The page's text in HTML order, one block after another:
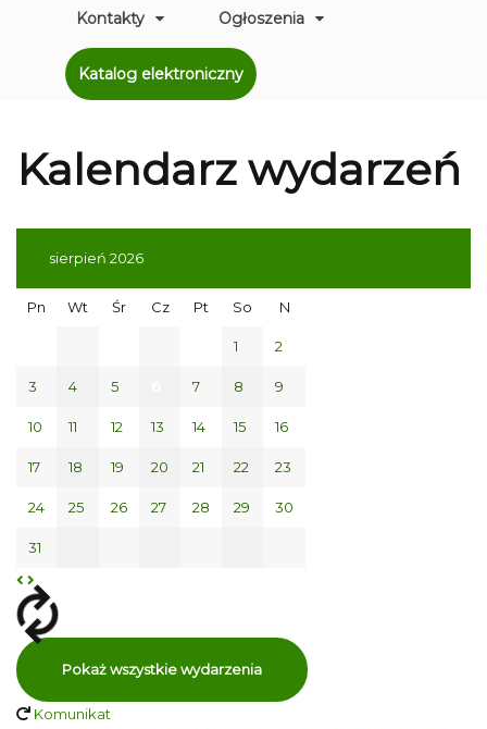
Kontakty Ogłoszenia
Katalog elektroniczny
Kalendarz wydarzeń
sierpień 2026
Pn Wt Śr Cz Pt So N
1 2
3 4 5 7 8 9
10 11 12 13 14 15 16
17 18 19 20 21 22 23
24 25 26 27 28 29 30
31
Pokaż wszystkie wydarzenia
Komunikat